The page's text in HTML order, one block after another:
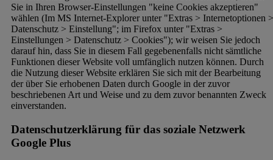
Sie in Ihren Browser-Einstellungen "keine Cookies akzeptieren"
wählen (Im MS Internet-Explorer unter "Extras > Internetoptionen >
Datenschutz > Einstellung"; im Firefox unter "Extras >
Einstellungen > Datenschutz > Cookies"); wir weisen Sie jedoch
darauf hin, dass Sie in diesem Fall gegebenenfalls nicht sämtliche
Funktionen dieser Website voll umfänglich nutzen können. Durch
die Nutzung dieser Website erklären Sie sich mit der Bearbeitung
der über Sie erhobenen Daten durch Google in der zuvor
beschriebenen Art und Weise und zu dem zuvor benannten Zweck
einverstanden.
Datenschutzerklärung für das soziale Netzwerk
Google Plus